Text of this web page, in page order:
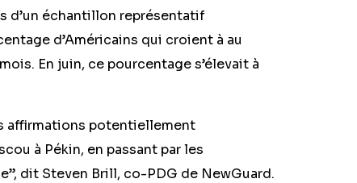
d’un échantillon représentatif
d’Américains qui croient à au
En juin, ce pourcentage s’élevait à
affirmations potentiellement
à Pékin, en passant par les
dit Steven Brill, co-PDG de NewGuard.